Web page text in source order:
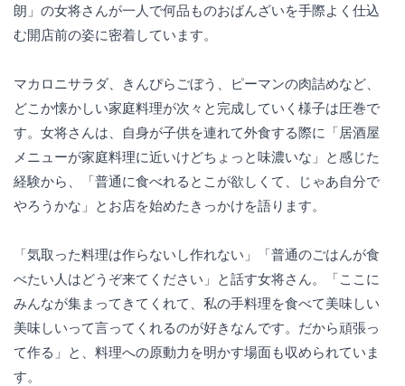
朗」の女将さんが一人で何品ものおばんざいを手際よく仕込
む開店前の姿に密着しています。
マカロニサラダ、きんぴらごぼう、ピーマンの肉詰めなど、
どこか懐かしい家庭料理が次々と完成していく様子は圧巻で
す。女将さんは、自身が子供を連れて外食する際に「居酒屋
メニューが家庭料理に近いけどちょっと味濃いな」と感じた
経験から、「普通に食べれるとこが欲しくて、じゃあ自分で
やろうかな」とお店を始めたきっかけを語ります。
「気取った料理は作らないし作れない」「普通のごはんが食
べたい人はどうぞ来てください」と話す女将さん。「ここに
みんなが集まってきてくれて、私の手料理を食べて美味しい
美味しいって言ってくれるのが好きなんです。だから頑張っ
て作る」と、料理への原動力を明かす場面も収められていま
す。